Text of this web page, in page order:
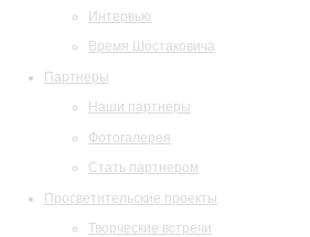
Интервью
Время Шостаковича
Партнеры
Наши партнеры
Фотогалерея
Стать партнером
Просветительские проекты
Творческие встречи